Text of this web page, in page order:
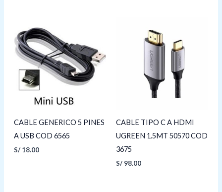
CABLE GENERICO 5 PINES
A USB COD 6565
S/18.00
CABLE TIPO C A HDMI
UGREEN 1.5MT 50570 COD
3675
S/ 98.00